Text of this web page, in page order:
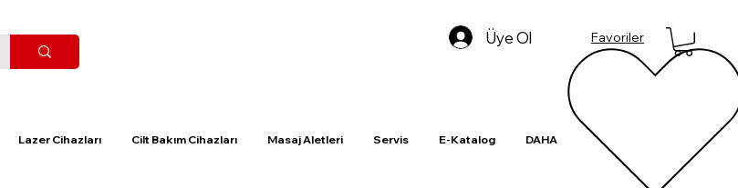
Üye Ol Favoriler
Lazer Cihazları Cilt Bakım Cihazları Masaj Aletleri Servis E-Katalog DAHA